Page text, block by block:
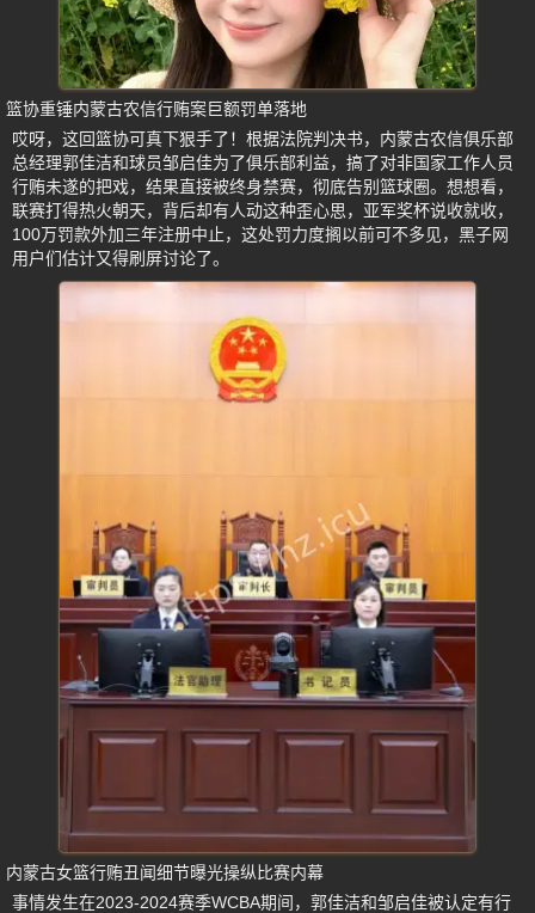
篮协重锤内蒙古农信行贿案巨额罚单落地
哎呀，这回篮协可真下狠手了！根据法院判决书，内蒙古农信俱乐部
总经理郭佳洁和球员邹启佳为了俱乐部利益，搞了对非国家工作人员
行贿未遂的把戏，结果直接被终身禁赛，彻底告别篮球圈。想想看，
联赛打得热火朝天，背后却有人动这种歪心思，亚军奖杯说收就收，
100万罚款外加三年注册中止，这处罚力度搁以前可不多见，黑子网
用户们估计又得刷屏讨论了。
内蒙古女篮行贿丑闻细节曝光操纵比赛内幕
事情发生在2023-2024赛季WCBA期间，郭佳洁和邹启佳被认定有行